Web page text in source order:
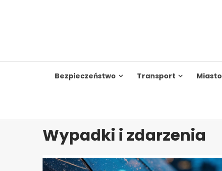
Bezpieczeństwo Transport Miasto
Wypadki i zdarzenia